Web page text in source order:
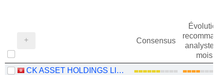
Consensus
mois
CK ASSET HOLDINGS LIMITED